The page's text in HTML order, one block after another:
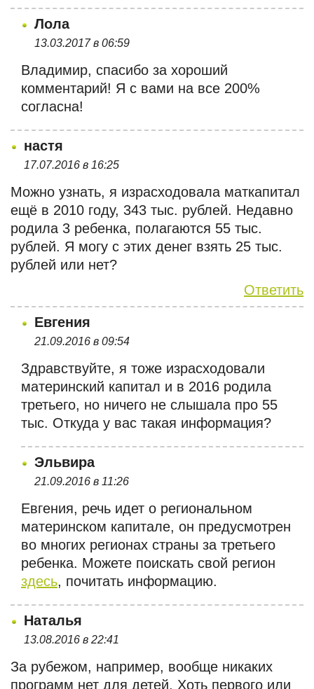
Лола
13.03.2017 в 06:59
Владимир, спасибо за хороший
комментарий! Я с вами на все 200%
согласна!
настя
17.07.2016 в 16:25
Можно узнать, я израсходовала маткапитал
ещё в 2010 году, 343 тыс. рублей. Недавно
родила 3 ребенка, полагаются 55 тыс.
рублей. Я могу с этих денег взять 25 тыс.
рублей или нет?
Ответить
Евгения
21.09.2016 в 09:54
Здравствуйте, я тоже израсходовали
материнский капитал и в 2016 родила
третьего, но ничего не слышала про 55
тыс. Откуда у вас такая информация?
Эльвира
21.09.2016 в 11:26
Евгения, речь идет о региональном
материнском капитале, он предусмотрен
во многих регионах страны за третьего
ребенка. Можете поискать свой регион
здесь, почитать информацию.
Наталья
13.08.2016 в 22:41
За рубежом, например, вообще никаких
программ нет для детей. Хоть первого или